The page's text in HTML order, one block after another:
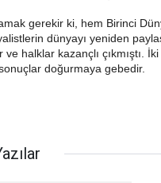
gerekir ki, hem Birinci
dünyayı yeniden
ve halklar kazançlı çıkmıştı.
sonuçlar doğurmaya gebedir.